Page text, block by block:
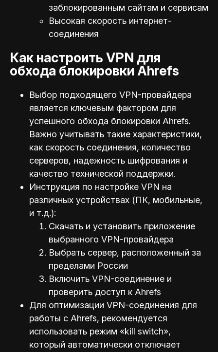
заблокированным сайтам и сервисам
Высокая скорость интернет-
соединения
Как настроить VPN для
обхода блокировки Ahrefs
Выбор подходящего VPN-провайдера
является ключевым фактором для
успешного обхода блокировки Ahrefs.
Важно учитывать такие характеристики,
как скорость соединения, количество
серверов, надежность шифрования и
качество технической поддержки.
Инструкция по настройке VPN на
различных устройствах (ПК, мобильные,
и т.д.):
Скачать и установить приложение
выбранного VPN-провайдера
Выбрать сервер, расположенный за
пределами России
Включить VPN-соединение и
проверить доступ к Ahrefs
Для оптимизации VPN-соединения для
работы с Ahrefs, рекомендуется
использовать режим «kill switch»,
который автоматически отключает